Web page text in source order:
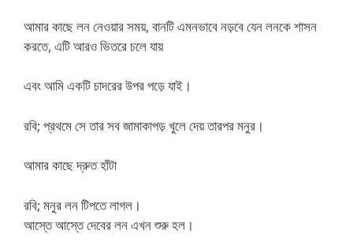
আমার কাছে লন নেওয়ার সময়, বানটি এমনভাবে নড়বে যেন লনকে শাসন
করতে, এটি আরও ভিতরে চলে যায়
এবং আমি একটি চাদরের উপর পড়ে যাই।
রবি; প্রথমে সে তার সব জামাকাপড় খুলে দেয় তারপর মনুর।
আমার কাছে দ্রুত হাঁটা
রবি; মনুর লন টিপতে লাগল।
আস্তে আস্তে দেবের লন এখন শুরু হল।